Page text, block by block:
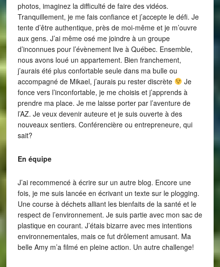
photos, imaginez la difficulté de faire des vidéos.
Tranquillement, je me fais confiance et j’accepte le défi. Je
tente d’être authentique, près de moi-même et je m’ouvre
aux gens. J’ai même osé me joindre à un groupe
d’inconnues pour l’évènement live à Québec. Ensemble,
nous avons loué un appartement. Bien franchement,
j’aurais été plus confortable seule dans ma bulle ou
accompagné de Mikael, j’aurais pu rester discrète
Je
fonce vers l’inconfortable, je me choisis et j’apprends à
prendre ma place. Je me laisse porter par l’aventure de
l’AZ. Je veux devenir auteure et je suis ouverte à des
nouveaux sentiers. Conférencière ou entrepreneure, qui
sait?
En équipe
J’ai recommencé à écrire sur un autre blog. Encore une
fois, je me suis lancée en écrivant un texte sur le plogging.
Une course à déchets alliant les bienfaits de la santé et le
respect de l’environnement. Je suis partie avec mon sac de
plastique en courant. J’étais bizarre avec mes intentions
environnementales, mais ce fut drôlement amusant. Ma
belle Amy m’a filmé en pleine action. Un autre challenge!